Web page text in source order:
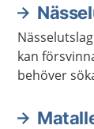
kan
behöver